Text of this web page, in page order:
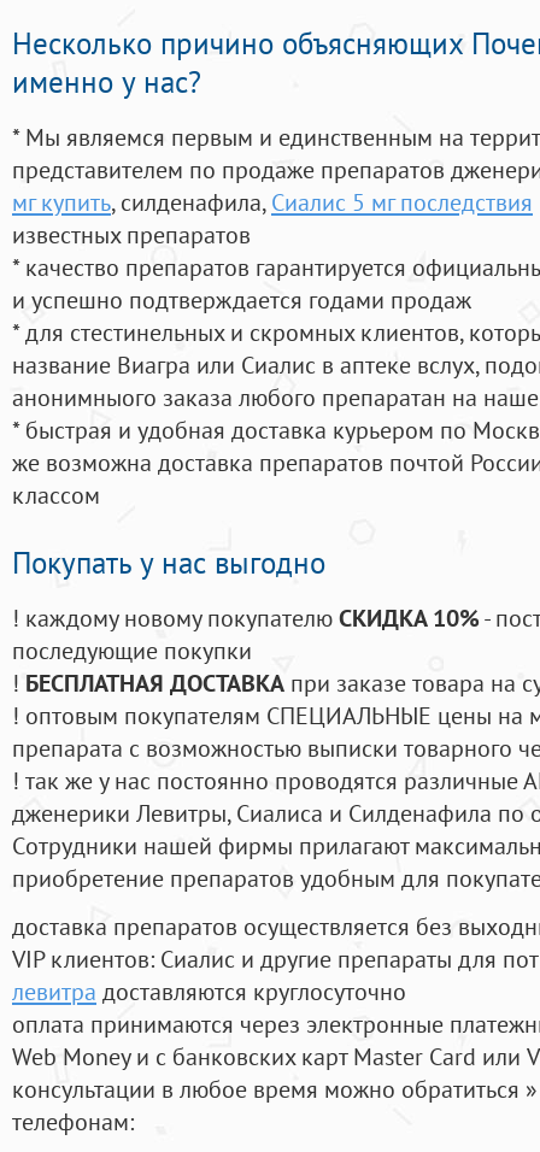
Несколько причино объясняющих
именно у нас?
* Мы являемся первым и единственным на
представителем по продаже препаратов
мг купить, силденафила, Сиалис 5 мг последствия
известных препаратов
* качество препаратов гарантируется
и успешно подтверждается годами продаж
* для стестинельных и скромных клиентов,
название Виагра или Сиалис в аптеке вслух,
анонимныого заказа любого препаратан на
* быстрая и удобная доставка курьером по
же возможна доставка препаратов почтой
классом
Покупать у нас выгодно
! каждому новому покупателюСКИДКА 10%-
последующие покупки
! БЕСПЛАТНАЯ ДОСТАВКА при заказе товара на
! оптовым покупателям СПЕЦИАЛЬНЫЕ цены на
препарата с возможностью выписки товарного
! так же у нас постоянно проводятся
дженерики Левитры, Сиалиса и Силденафила по
Cотрудники нашей фирмы прилагают
приобретение препаратов удобным для
доставка препаратов осуществляется без
VIP клиентов: Сиалис и другие препараты для
левитра доставляются круглосуточно
оплата принимаются через электронные
Web Money и с банковских карт Master Card или
консультации в любое время можно обратиться
телефонам: